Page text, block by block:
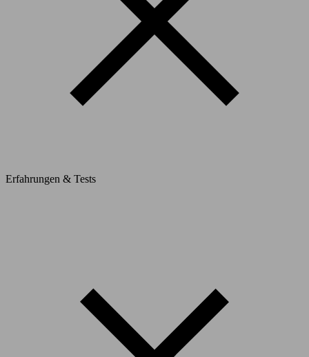
Erfahrungen & Tests